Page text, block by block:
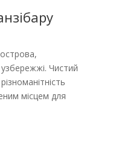
Чистий
місцем для